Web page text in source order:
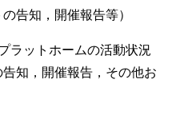
告知，開催報告等）
ラットホームの活動状況
知，開催報告，その他お